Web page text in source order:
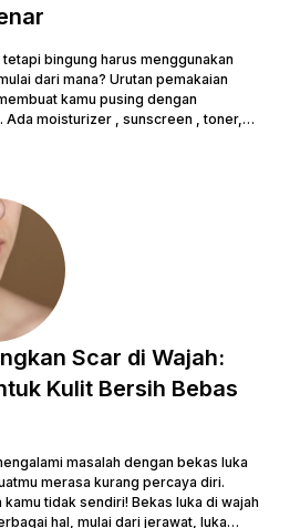
bingung harus menggunakan
dari mana? Urutan pemakaian
kamu pusing dengan
Ada moisturizer , sunscreen , toner,
lagi. Tak heran juga kalau kamu
di bagian luarnya. Sebelum
menyiapkan informasi lengkap
Scar di Wajah:
Kulit Bersih Bebas
masalah dengan bekas luka
merasa kurang percaya diri.
tidak sendiri! Bekas luka di wajah
hal, mulai dari jerawat, luka